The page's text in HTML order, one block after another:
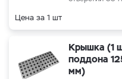
Цена за 1 шт
Крышка (1
поддона
мм)